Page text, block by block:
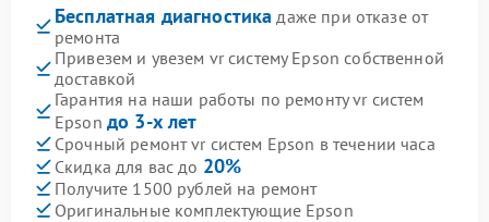
Бесплатная диагностика даже при отказе от
ремонта
Привезем и увезем vr систему Epson собственной
доставкой
Гарантия на наши работы по ремонту vr систем
Epson до 3-х лет
Срочный ремонт vr систем Epson в течении часа
Скидка для вас до 20%
Получите 1500 рублей на ремонт
Оригинальные комплектующие Epson